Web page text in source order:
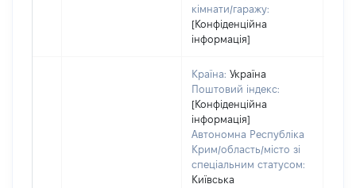
кімнати/гаражу:
[Конфіденційна
інформація]
Країна: Україна
Поштовий індекс:
[Конфіденційна
інформація]
Автономна Республіка
Крим/область/місто зі
спеціальним статусом:
Київська